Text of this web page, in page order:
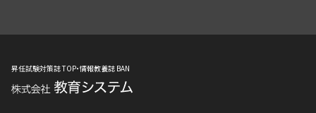
昇任試験対策誌 TOP・情報教養誌 BAN